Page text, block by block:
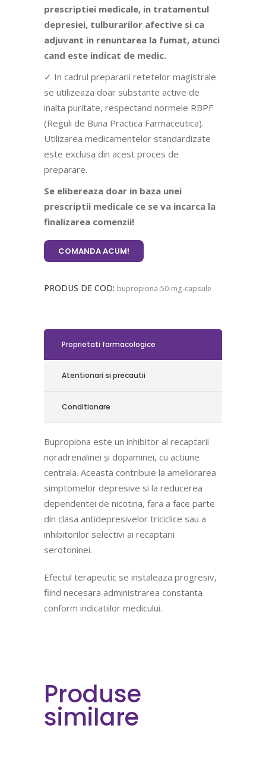
prescriptiei medicale, in tratamentul
depresiei, tulburarilor afective si ca
adjuvant in renuntarea la fumat, atunci
cand este indicat de medic.
✓ In cadrul prepararii retetelor magistrale
se utilizeaza doar substante active de
inalta puritate, respectand normele RBPF
(Reguli de Buna Practica Farmaceutica).
Utilizarea medicamentelor standardizate
este exclusa din acest proces de
preparare.
Se elibereaza doar in baza unei
prescriptii medicale ce se va incarca la
finalizarea comenzii!
COMANDA ACUM!
PRODUS DE COD: bupropiona-50-mg-capsule
Proprietati farmacologice
Atentionari si precautii
Conditionare
Bupropiona este un inhibitor al recaptarii
noradrenalinei și dopaminei, cu actiune
centrala. Aceasta contribuie la ameliorarea
simptomelor depresive si la reducerea
dependentei de nicotina, fara a face parte
din clasa antidepresivelor triciclice sau a
inhibitorilor selectivi ai recaptarii
serotoninei.
Efectul terapeutic se instaleaza progresiv,
fiind necesara administrarea constanta
conform indicatiilor medicului.
Produse
similare